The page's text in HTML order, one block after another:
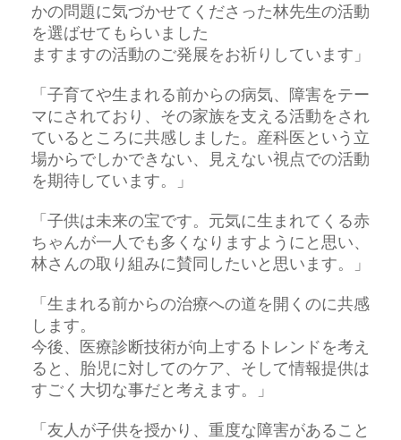
かの問題に気づかせてくださった林先生の活動
を選ばせてもらいました
ますますの活動のご発展をお祈りしています」
「子育てや生まれる前からの病気、障害をテー
マにされており、その家族を支える活動をされ
ているところに共感しました。産科医という立
場からでしかできない、見えない視点での活動
を期待しています。」
「子供は未来の宝です。元気に生まれてくる赤
ちゃんが一人でも多くなりますようにと思い、
林さんの取り組みに賛同したいと思います。」
「生まれる前からの治療への道を開くのに共感
します。
今後、医療診断技術が向上するトレンドを考え
ると、胎児に対してのケア、そして情報提供は
すごく大切な事だと考えます。」
「友人が子供を授かり、重度な障害があること